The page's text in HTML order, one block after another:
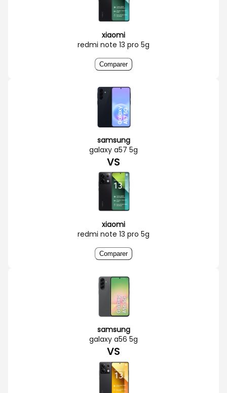
xiaomi
redmi note 13 pro 5g
Comparer
samsung
galaxy a57 5g
VS
xiaomi
redmi note 13 pro 5g
Comparer
samsung
galaxy a56 5g
VS